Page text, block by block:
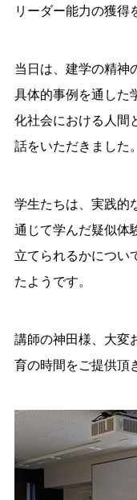
リーダー能力の獲得
当日は、建学の精神
具体的事例を通した
化社会における人間
話をいただきました。
学生たちは、実践的
通じて学んだ疑似体
立てられるかについ
たようです。
講師の神田様、大変
育の時間をご提供頂